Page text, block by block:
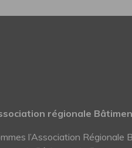
régionale
l’Association Régionale